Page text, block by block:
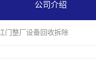
公司介绍
门整厂设备回收拆除